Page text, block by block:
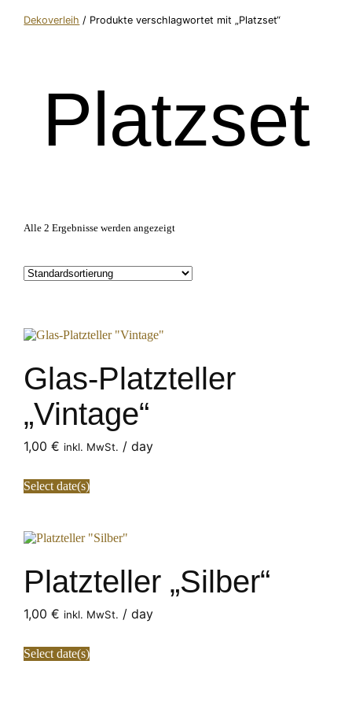
Dekoverleih / Produkte verschlagwortet mit „Platzset“
Platzset
Alle 2 Ergebnisse werden angezeigt
Glas-Platzteller
„Vintage“
1,00€ inkl. MwSt. / day
Select date(s)
Platzteller „Silber“
1,00€ inkl. MwSt. / day
Select date(s)